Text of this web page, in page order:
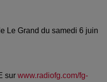
Le Grand du samedi 6 juin
sur www.radiofg.com/fg-